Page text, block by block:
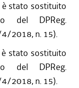
è stato sostituito
del DPReg.
2018, n. 15).
è stato sostituito
del DPReg.
2018, n. 15).